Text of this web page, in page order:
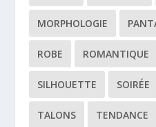
MORPHOLOGIE
ROBE ROMANTIQUE
SILHOUETTE SOIRÉE
TALONS TENDANCE